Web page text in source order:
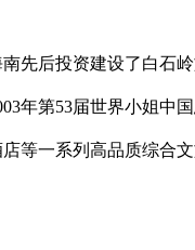
后投资建设了白石
年第53届世界小姐中
等一系列高品质综合文